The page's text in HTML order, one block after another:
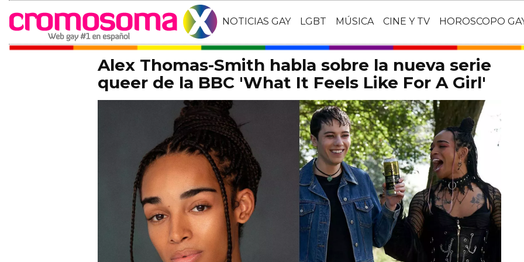
NOTICIAS GAY LGBT MÚSICA CINE Y TV HOROSCOPO
Alex Thomas-Smith habla sobre la nueva serie
queer de la BBC 'What It Feels Like For A Girl'